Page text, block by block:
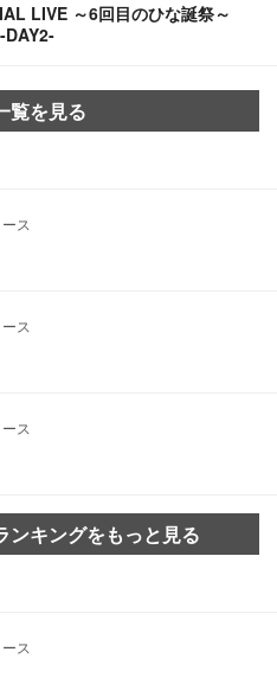
LIVE ～6回目のひな誕祭～
DAY2-
覧を見る
ス
ス
ス
ンキングをもっと見る
ス